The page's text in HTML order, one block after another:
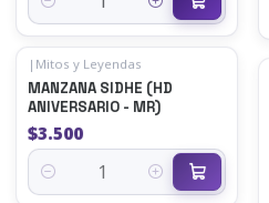
Quantity
MANZANA SIDHE (HD
ANIVERSARIO - MR)
$3.500
Quantity